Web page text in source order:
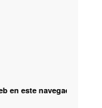
en este navegador